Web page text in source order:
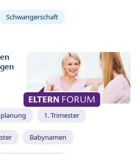
Schwangerschaft
1. Trimester
Babynamen